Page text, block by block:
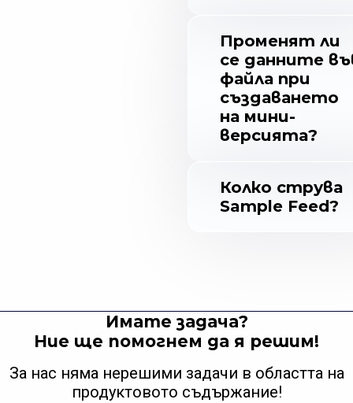
Променят ли
се данните
файла при
създаването
на мини-
версията?
Колко струва
Sample Feed?
Имате задача?
Ние ще помогнем да я решим!
За нас няма нерешими задачи в областта на
продуктовото съдържание!